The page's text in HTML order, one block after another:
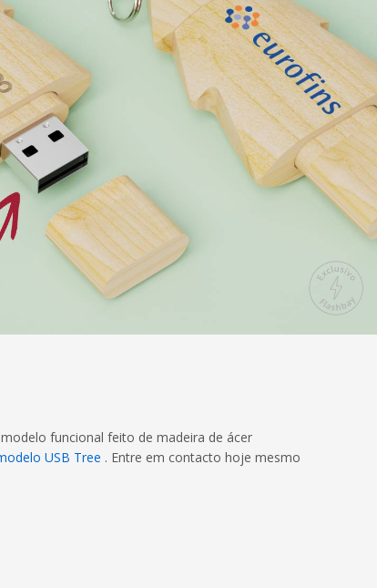
funcional feito de madeira de ácer
USB Tree . Entre em contacto hoje mesmo